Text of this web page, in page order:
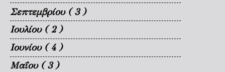
Σεπτεμβρίου ( 3 )
Ιουλίου ( 2 )
Ιουνίου ( 4 )
Μαΐου ( 3 )